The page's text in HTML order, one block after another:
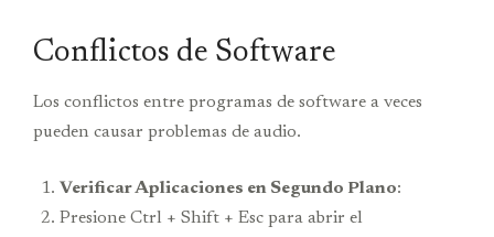
Conflictos de Software
Los conflictos entre programas de software a veces
pueden causar problemas de audio.
Verificar Aplicaciones en Segundo Plano:
Presione Ctrl + Shift + Esc para abrir el